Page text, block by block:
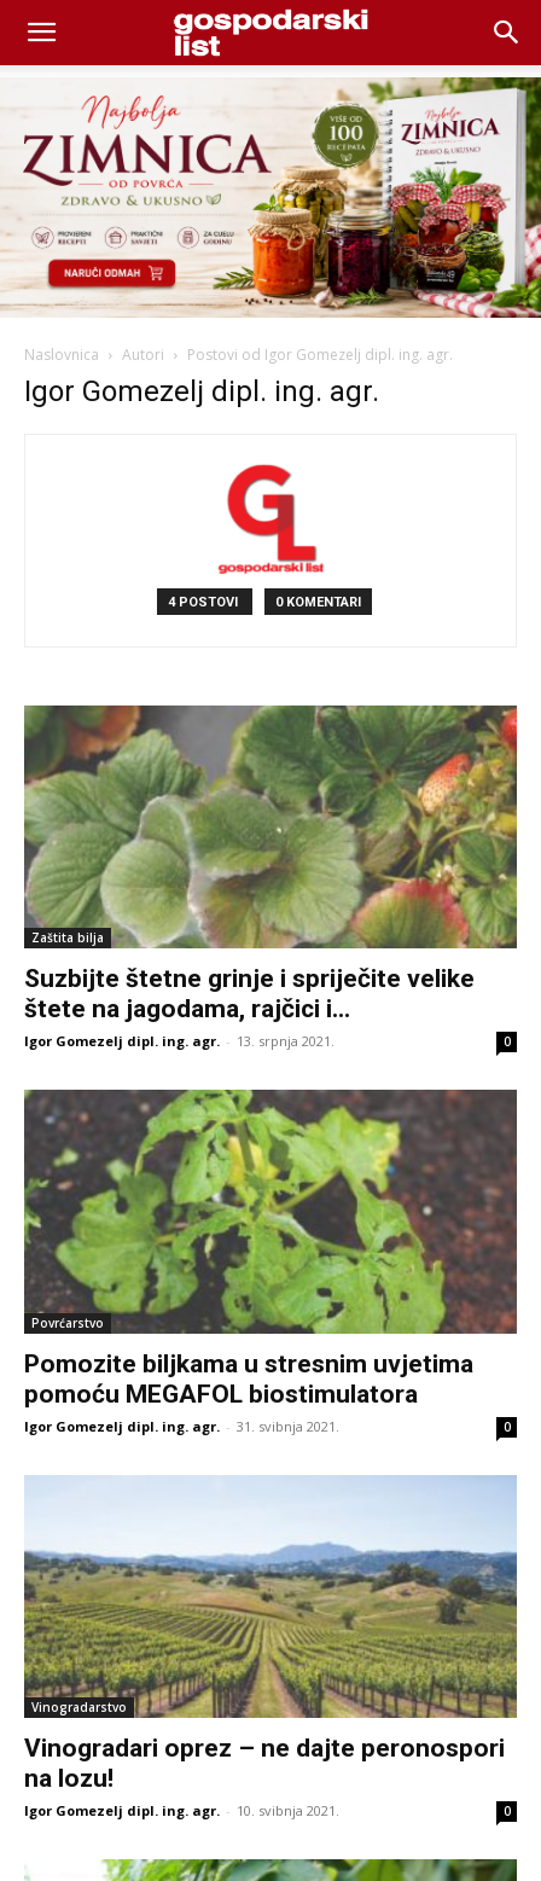
Naslovnica Autori Postovi od Igor Gomezelj dipl. ing. agr.
Igor Gomezelj dipl. ing. agr.
4 POSTOVI 0 KOMENTARI
Zaštita bilja
Suzbijte štetne grinje i spriječite velike
štete na jagodama, rajčici i...
Igor Gomezelj dipl. ing. agr. - 13. srpnja 2021. 0
Povrćarstvo
Pomozite biljkama u stresnim uvjetima
pomoću MEGAFOL biostimulatora
Igor Gomezelj dipl. ing. agr. - 31. svibnja 2021. 0
Vinogradarstvo
Vinogradari oprez – ne dajte peronospori
na lozu!
Igor Gomezelj dipl. ing. agr. - 10. svibnja 2021. 0